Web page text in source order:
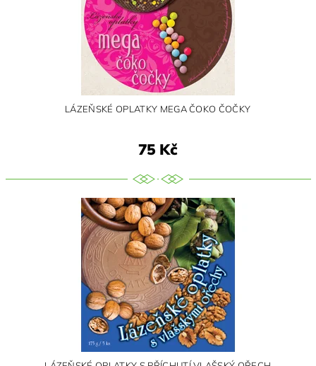
LÁZEŇSKÉ OPLATKY MEGA ČOKO ČOČKY
75 Kč